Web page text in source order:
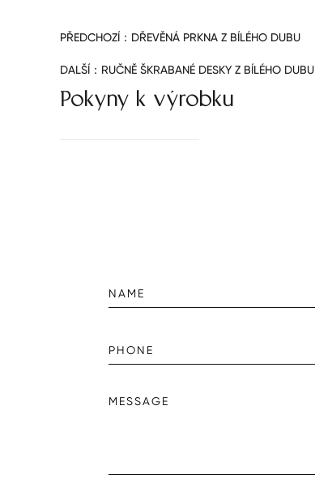
PŘEDCHOZÍ： DŘEVĚNÁ PRKNA Z BÍLÉHO DUBU
DALŠÍ： RUČNĚ ŠKRABANÉ DESKY Z BÍLÉHO DUBU
Pokyny k výrobku